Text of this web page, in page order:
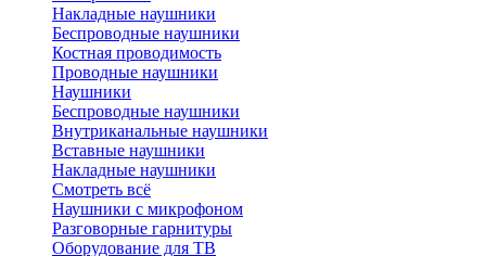
Накладные наушники
Беспроводные наушники
Костная проводимость
Проводные наушники
Наушники
Беспроводные наушники
Внутриканальные наушники
Вставные наушники
Накладные наушники
Смотреть всё
Наушники с микрофоном
Разговорные гарнитуры
Оборудование для ТВ